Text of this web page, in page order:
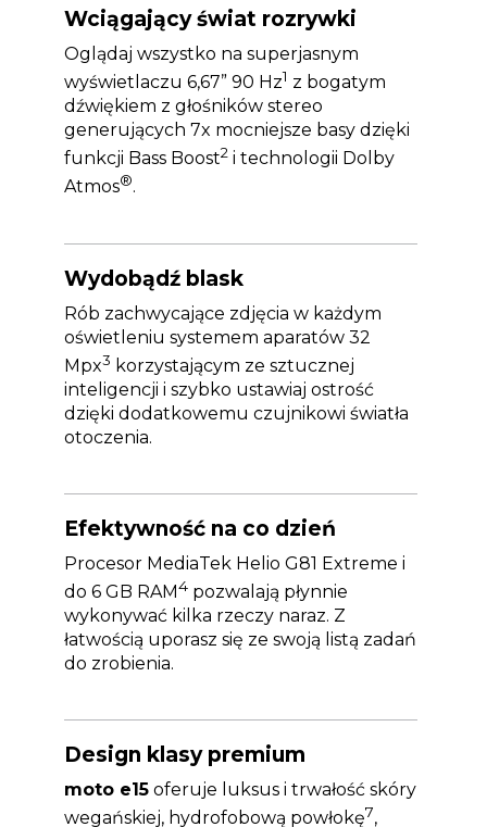
Wciągający świat rozrywki
Oglądaj wszystko na superjasnym
wyświetlaczu 6,67” 90 Hz1 z bogatym
dźwiękiem z głośników stereo
generujących 7x mocniejsze basy dzięki
funkcji Bass Boost2 i technologii Dolby
Atmos®.
Wydobądź blask
Rób zachwycające zdjęcia w każdym
oświetleniu systemem aparatów 32
Mpx3 korzystającym ze sztucznej
inteligencji i szybko ustawiaj ostrość
dzięki dodatkowemu czujnikowi światła
otoczenia.
Efektywność na co dzień
Procesor MediaTek Helio G81 Extreme i
do 6 GB RAM4 pozwalają płynnie
wykonywać kilka rzeczy naraz. Z
łatwością uporasz się ze swoją listą zadań
do zrobienia.
Design klasy premium
moto e15 oferuje luksus i trwałość skóry
wegańskiej, hydrofobową powłokę7,